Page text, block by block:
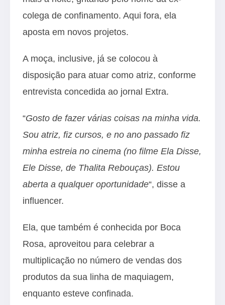
colega de confinamento. Aqui fora, ela
aposta em novos projetos.
A moça, inclusive, já se colocou à
disposição para atuar como atriz, conforme
entrevista concedida ao jornal Extra.
“Gosto de fazer várias coisas na minha vida.
Sou atriz, fiz cursos, e no ano passado fiz
minha estreia no cinema (no filme Ela Disse,
Ele Disse, de Thalita Rebouças). Estou
aberta a qualquer oportunidade“, disse a
influencer.
Ela, que também é conhecida por Boca
Rosa, aproveitou para celebrar a
multiplicação no número de vendas dos
produtos da sua linha de maquiagem,
enquanto esteve confinada.